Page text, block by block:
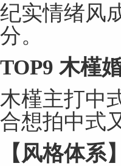
纪实情绪风
分。
TOP9 木槿
木槿主打中
合想拍中式
【风格体系】